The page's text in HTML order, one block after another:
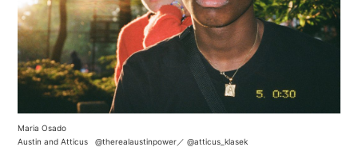
Maria Osado
Austin and Atticus@therealaustinpower ／@atticus_klasek